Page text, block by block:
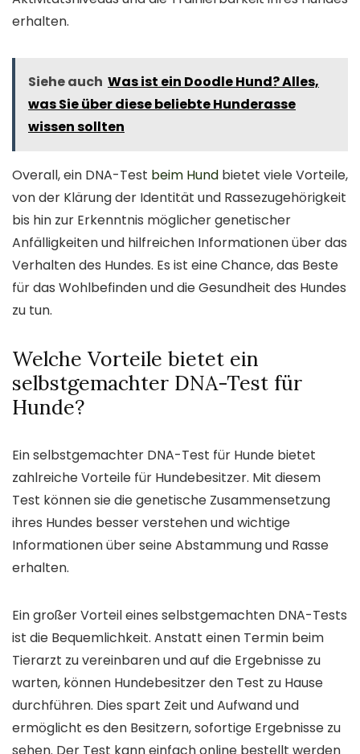
erhalten.
Siehe auch Was ist ein Doodle Hund? Alles,
was Sie über diese beliebte Hunderasse
wissen sollten
Overall, ein DNA-Test beim Hund bietet viele Vorteile,
von der Klärung der Identität und Rassezugehörigkeit
bis hin zur Erkenntnis möglicher genetischer
Anfälligkeiten und hilfreichen Informationen über das
Verhalten des Hundes. Es ist eine Chance, das Beste
für das Wohlbefinden und die Gesundheit des Hundes
zu tun.
Welche Vorteile bietet ein
selbstgemachter DNA-Test für
Hunde?
Ein selbstgemachter DNA-Test für Hunde bietet
zahlreiche Vorteile für Hundebesitzer. Mit diesem
Test können sie die genetische Zusammensetzung
ihres Hundes besser verstehen und wichtige
Informationen über seine Abstammung und Rasse
erhalten.
Ein großer Vorteil eines selbstgemachten DNA-Tests
ist die Bequemlichkeit. Anstatt einen Termin beim
Tierarzt zu vereinbaren und auf die Ergebnisse zu
warten, können Hundebesitzer den Test zu Hause
durchführen. Dies spart Zeit und Aufwand und
ermöglicht es den Besitzern, sofortige Ergebnisse zu